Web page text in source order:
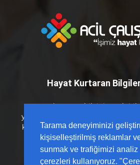
Hayat Kurtaran
Hayat kurtaran bilginin en
yanınızdayız. Acil Çalışanları
karşılığı olan, güncel kılavuzlarla
erişilebilir içerikleri sizlerle
Tarama deneyiminizi
kişiselleştirilmiş reklamlar
sunmak ve trafiğimizi analiz
çerezleri kullanıyoruz.